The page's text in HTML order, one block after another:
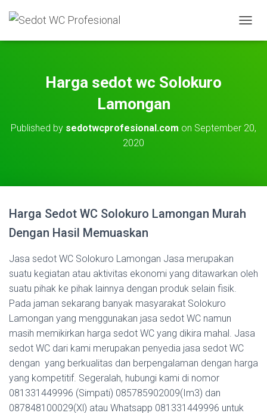
O
I
O
Harga sedot wc Solokuro
Lamongan
Published by sedotwcprofesional.com on September 20,
2020
Harga Sedot WC Solokuro Lamongan Murah
Dengan Hasil Memuaskan
Jasa sedot WC Solokuro Lamongan Jasa merupakan
suatu kegiatan atau aktivitas ekonomi yang ditawarkan oleh
suatu pihak ke pihak lainnya dengan produk selain fisik.
Pada jaman sekarang banyak masyarakat Solokuro
Lamongan yang menggunakan jasa sedot WC namun
masih memikirkan harga sedot WC yang dikira mahal. Jasa
sedot WC dari kami merupakan penyedia jasa sedot WC
dengan yang berkualitas dan berpengalaman dengan harga
yang kompetitif. Segeralah, hubungi kami di nomor
081331449996 (Simpati) 085785902009(Im3) dan
087848100029(Xl) atau Whatsapp 081331449996 untuk